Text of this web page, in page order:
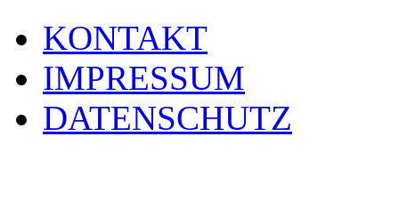
KONTAKT
IMPRESSUM
DATENSCHUTZ